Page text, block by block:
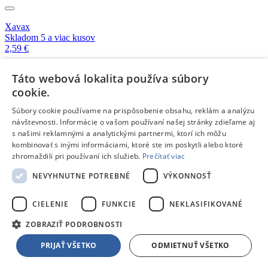
Xavax
Skladom 5 a viac kusov
2,59 €
Emos 5 zásuviek 1.5m šedá
Skladom 3 kusy
Emos 5 zásuviek 5m šedá
Skladom 1 kus
22,13 €
Skladom 2 kusy
13,49 €
Emos 8 zásuviek 1.5m šedá
Skladom 2 kusy
Táto webová lokalita používa súbory
cookie.
Súbory cookie používame na prispôsobenie obsahu, reklám a analýzu
návštevnosti. Informácie o vašom používaní našej stránky zdieľame aj
s našimi reklamnými a analytickými partnermi, ktorí ich môžu
kombinovať s inými informáciami, ktoré ste im poskytli alebo ktoré
zhromaždili pri používaní ich služieb. Prečítať viac
NEVYHNUTNE POTREBNÉ
VÝKONNOSŤ
CIELENIE FUNKCIE NEKLASIFIKOVANÉ
ZOBRAZIŤ PODROBNOSTI
PRIJAŤ VŠETKO ODMIETNUŤ VŠETKO